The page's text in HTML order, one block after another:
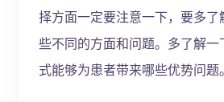
择方面一定要注意一下，要多
些不同的方面和问题。多了解
式能够为患者带来哪些优势问题。